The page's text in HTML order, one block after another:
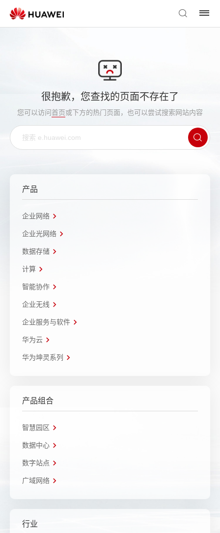
很抱歉，您查找的页面不存在了
您可以访问首页或下方的热门页面，也可以尝试搜索网站内容
产品
企业网络
企业光网络
数据存储
计算
智能协作
企业无线
企业服务与软件
华为云
华为坤灵系列
产品组合
智慧园区
数据中心
数字站点
广域网络
行业